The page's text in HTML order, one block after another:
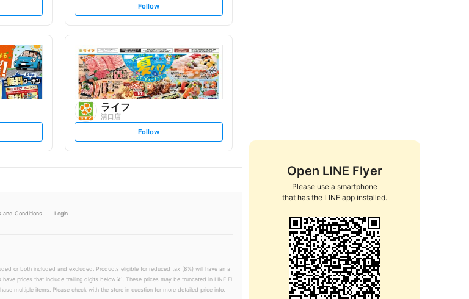
s
t
o
w
Follow
ライフ
溝口店
s
t
Follow
Open LINE Flyer
Please use a smartphone
that has the LINE app installed.
and Conditions Login
or both included and excluded. Products eligible for reduced tax (8%) will have an a
prices that include trailing digits below ¥1. These prices may be truncated in LINE Fl
multiple items. Please check with the store in question for more detailed price info.